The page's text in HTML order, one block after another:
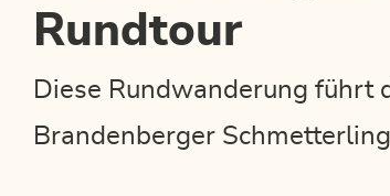
Rundtour
Diese Rundwanderung führt
Brandenberger